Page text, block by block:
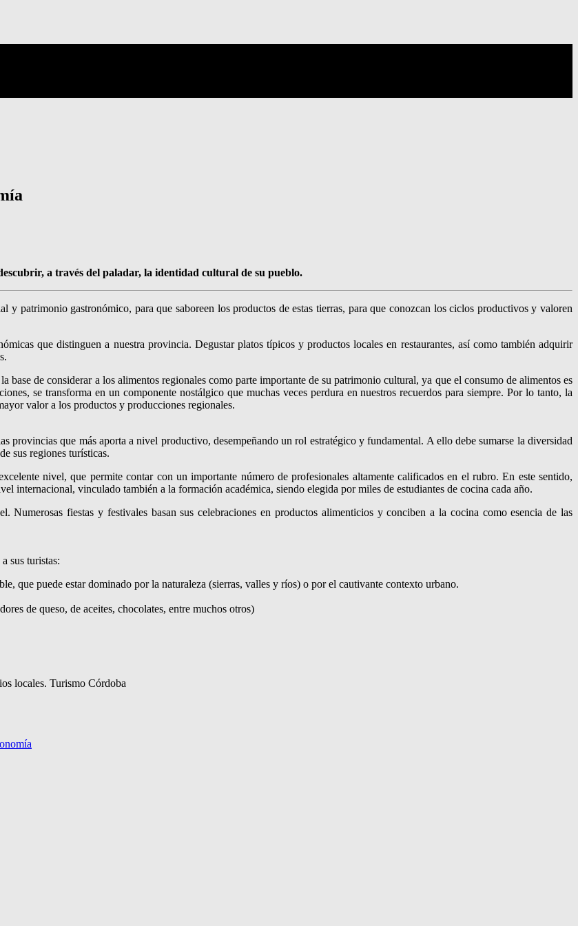
a través del paladar, la identidad cultural de su pueblo.
y patrimonio gastronómico, para que saboreen los productos de estas tierras, para que conozcan los ciclos productivos y valoren
que distinguen a nuestra provincia. Degustar platos típicos y productos locales en restaurantes, así como también adquirir
base de considerar a los alimentos regionales como parte importante de su patrimonio cultural, ya que el consumo de alimentos es
se transforma en un componente nostálgico que muchas veces perdura en nuestros recuerdos para siempre. Por lo tanto, la
valor a los productos y producciones regionales.
provincias que más aporta a nivel productivo, desempeñando un rol estratégico y fundamental. A ello debe sumarse la diversidad
sus regiones turísticas.
nivel, que permite contar con un importante número de profesionales altamente calificados en el rubro. En este sentido,
internacional, vinculado también a la formación académica, siendo elegida por miles de estudiantes de cocina cada año.
Numerosas fiestas y festivales basan sus celebraciones en productos alimenticios y conciben a la cocina como esencia de las
sus turistas:
que puede estar dominado por la naturaleza (sierras, valles y ríos) o por el cautivante contexto urbano.
de queso, de aceites, chocolates, entre muchos otros)
locales. Turismo Córdoba